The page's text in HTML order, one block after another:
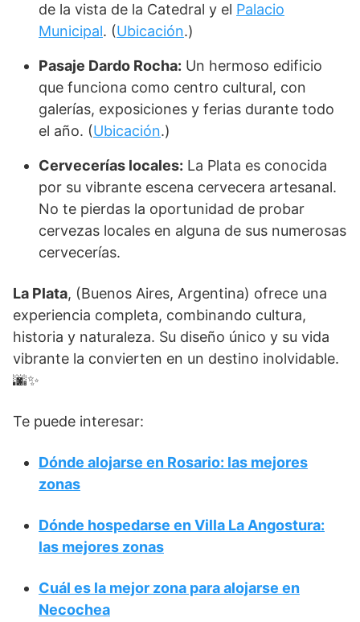
de la vista de la Catedral y el Palacio
Municipal. (Ubicación.)
Pasaje Dardo Rocha: Un hermoso edificio
que funciona como centro cultural, con
galerías, exposiciones y ferias durante todo
el año. (Ubicación.)
Cervecerías locales: La Plata es conocida
por su vibrante escena cervecera artesanal.
No te pierdas la oportunidad de probar
cervezas locales en alguna de sus numerosas
cervecerías.
La Plata, (Buenos Aires, Argentina) ofrece una
experiencia completa, combinando cultura,
historia y naturaleza. Su diseño único y su vida
vibrante la convierten en un destino inolvidable.
🌆✨
Te puede interesar:
Dónde alojarse en Rosario: las mejores
zonas
Dónde hospedarse en Villa La Angostura:
las mejores zonas
Cuál es la mejor zona para alojarse en
Necochea